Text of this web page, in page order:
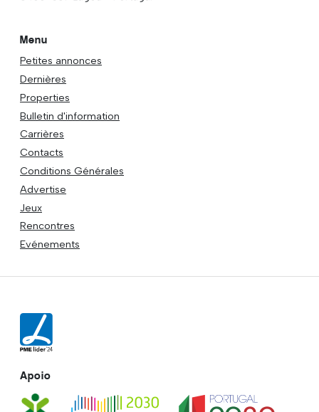
Menu
Petites annonces
Dernières
Properties
Bulletin d'information
Carrières
Contacts
Conditions Générales
Advertise
Jeux
Rencontres
Evénements
Apoio